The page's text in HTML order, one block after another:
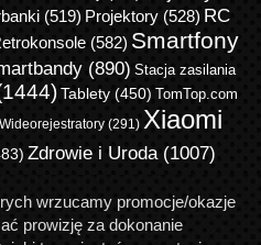
(519) Projektory(528) RC
(582) Smartfony
(890) Stacja zasilania
Tablety(450)
TomTop.com
Wideorejestratory(291) Xiaomi
Zdrowie i Uroda(1007)
wrzucamy promocje/okazje
prowizję za dokonanie